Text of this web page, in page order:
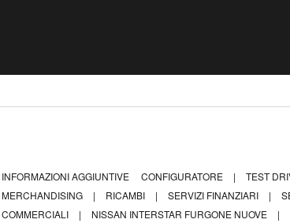
INFORMAZIONI AGGIUNTIVE CONFIGURATORE | TEST
MERCHANDISING
| RICAMBI | SERVIZI FINANZIARI |
COMMERCIALI
| NISSAN INTERSTAR FURGONE NUOVE |